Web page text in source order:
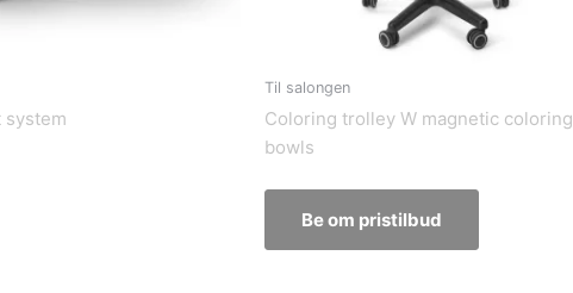
system
Til salongen
Coloring trolley W magnetic coloring
bowls
Be om pristilbud